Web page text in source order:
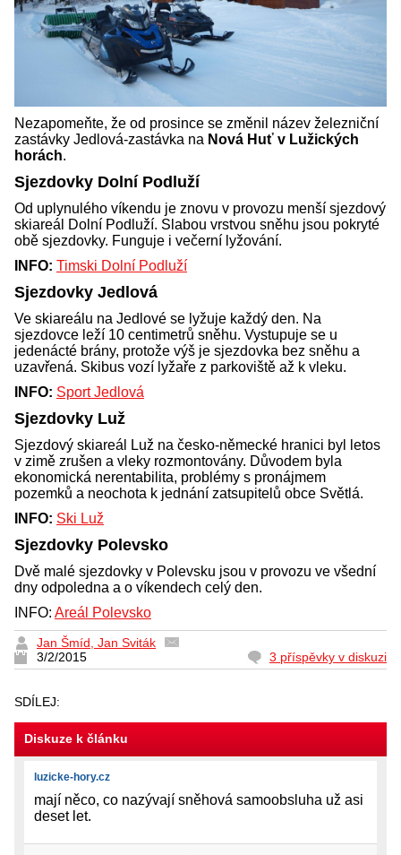
Nezapomeňte, že od prosince se změnil název železniční
zastávky Jedlová-zastávka na Nová Huť v Lužických
horách.
Sjezdovky Dolní Podluží
Od uplynulého víkendu je znovu v provozu menší sjezdový
skiareál Dolní Podluží. Slabou vrstvou sněhu jsou pokryté
obě sjezdovky. Funguje i večerní lyžování.
INFO: Timski Dolní Podluží
Sjezdovky Jedlová
Ve skiareálu na Jedlové se lyžuje každý den. Na
sjezdovce leží 10 centimetrů sněhu. Vystupuje se u
jedenácté brány, protože výš je sjezdovka bez sněhu a
uzavřená. Skibus vozí lyžaře z parkoviště až k vleku.
INFO: Sport Jedlová
Sjezdovky Luž
Sjezdový skiareál Luž na česko-německé hranici byl letos
v zimě zrušen a vleky rozmontovány. Důvodem byla
ekonomická nerentabilita, problémy s pronájmem
pozemků a neochota k jednání zatsupitelů obce Světlá.
INFO: Ski Luž
Sjezdovky Polevsko
Dvě malé sjezdovky v Polevsku jsou v provozu ve všední
dny odpoledna a o víkendech celý den.
INFO: Areál Polevsko
Jan Šmíd, Jan Sviták
3/2/2015
3 příspěvky v diskuzi
SDÍLEJ:
Diskuze k článku
luzicke-hory.cz
mají něco, co nazývají sněhová samoobsluha už asi
deset let.